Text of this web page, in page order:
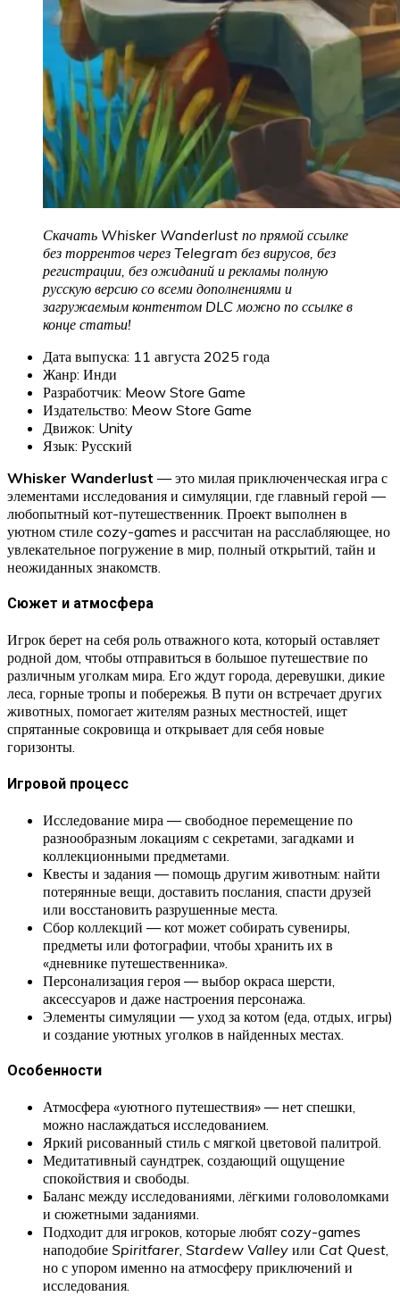
Скачать Whisker Wanderlust по прямой ссылке
без торрентов через Telegram без вирусов, без
регистрации, без ожиданий и рекламы полную
русскую версию со всеми дополнениями и
загружаемым контентом DLC можно по ссылке в
конце статьи!
Дата выпуска: 11 августа 2025 года
Жанр: Инди
Разработчик: Meow Store Game
Издательство: Meow Store Game
Движок: Unity
Язык: Русский
Whisker Wanderlust — это милая приключенческая игра с
элементами исследования и симуляции, где главный герой —
любопытный кот-путешественник. Проект выполнен в
уютном стиле cozy-games и рассчитан на расслабляющее, но
увлекательное погружение в мир, полный открытий, тайн и
неожиданных знакомств.
Сюжет и атмосфера
Игрок берет на себя роль отважного кота, который оставляет
родной дом, чтобы отправиться в большое путешествие по
различным уголкам мира. Его ждут города, деревушки, дикие
леса, горные тропы и побережья. В пути он встречает других
животных, помогает жителям разных местностей, ищет
спрятанные сокровища и открывает для себя новые
горизонты.
Игровой процесс
Исследование мира — свободное перемещение по
разнообразным локациям с секретами, загадками и
коллекционными предметами.
Квесты и задания — помощь другим животным: найти
потерянные вещи, доставить послания, спасти друзей
или восстановить разрушенные места.
Сбор коллекций — кот может собирать сувениры,
предметы или фотографии, чтобы хранить их в
«дневнике путешественника».
Персонализация героя — выбор окраса шерсти,
аксессуаров и даже настроения персонажа.
Элементы симуляции — уход за котом (еда, отдых, игры)
и создание уютных уголков в найденных местах.
Особенности
Атмосфера «уютного путешествия» — нет спешки,
можно наслаждаться исследованием.
Яркий рисованный стиль с мягкой цветовой палитрой.
Медитативный саундтрек, создающий ощущение
спокойствия и свободы.
Баланс между исследованиями, лёгкими головоломками
и сюжетными заданиями.
Подходит для игроков, которые любят cozy-games
наподобие Spiritfarer, Stardew Valley или Cat Quest,
но с упором именно на атмосферу приключений и
исследования.